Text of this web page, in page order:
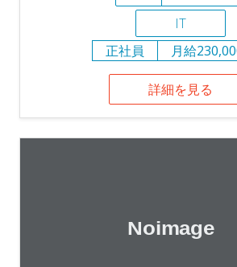
IT
正社員
月給
詳細を見る